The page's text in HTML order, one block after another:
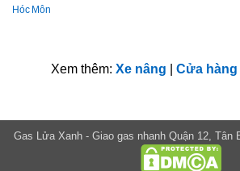
Hóc Môn
Xem thêm: Xe nâng Cửa hàng
Gas Lửa Xanh - Giao gas nhanh Quận 12, Tân